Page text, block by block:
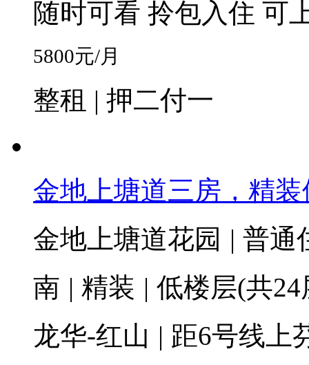
随时可看 拎包入住 可
5800元/月
整租 | 押二付一
金地上塘道三房，精装
金地上塘道花园 | 普通
南 | 精装 | 低楼层(共
龙华-红山 | 距6号线上